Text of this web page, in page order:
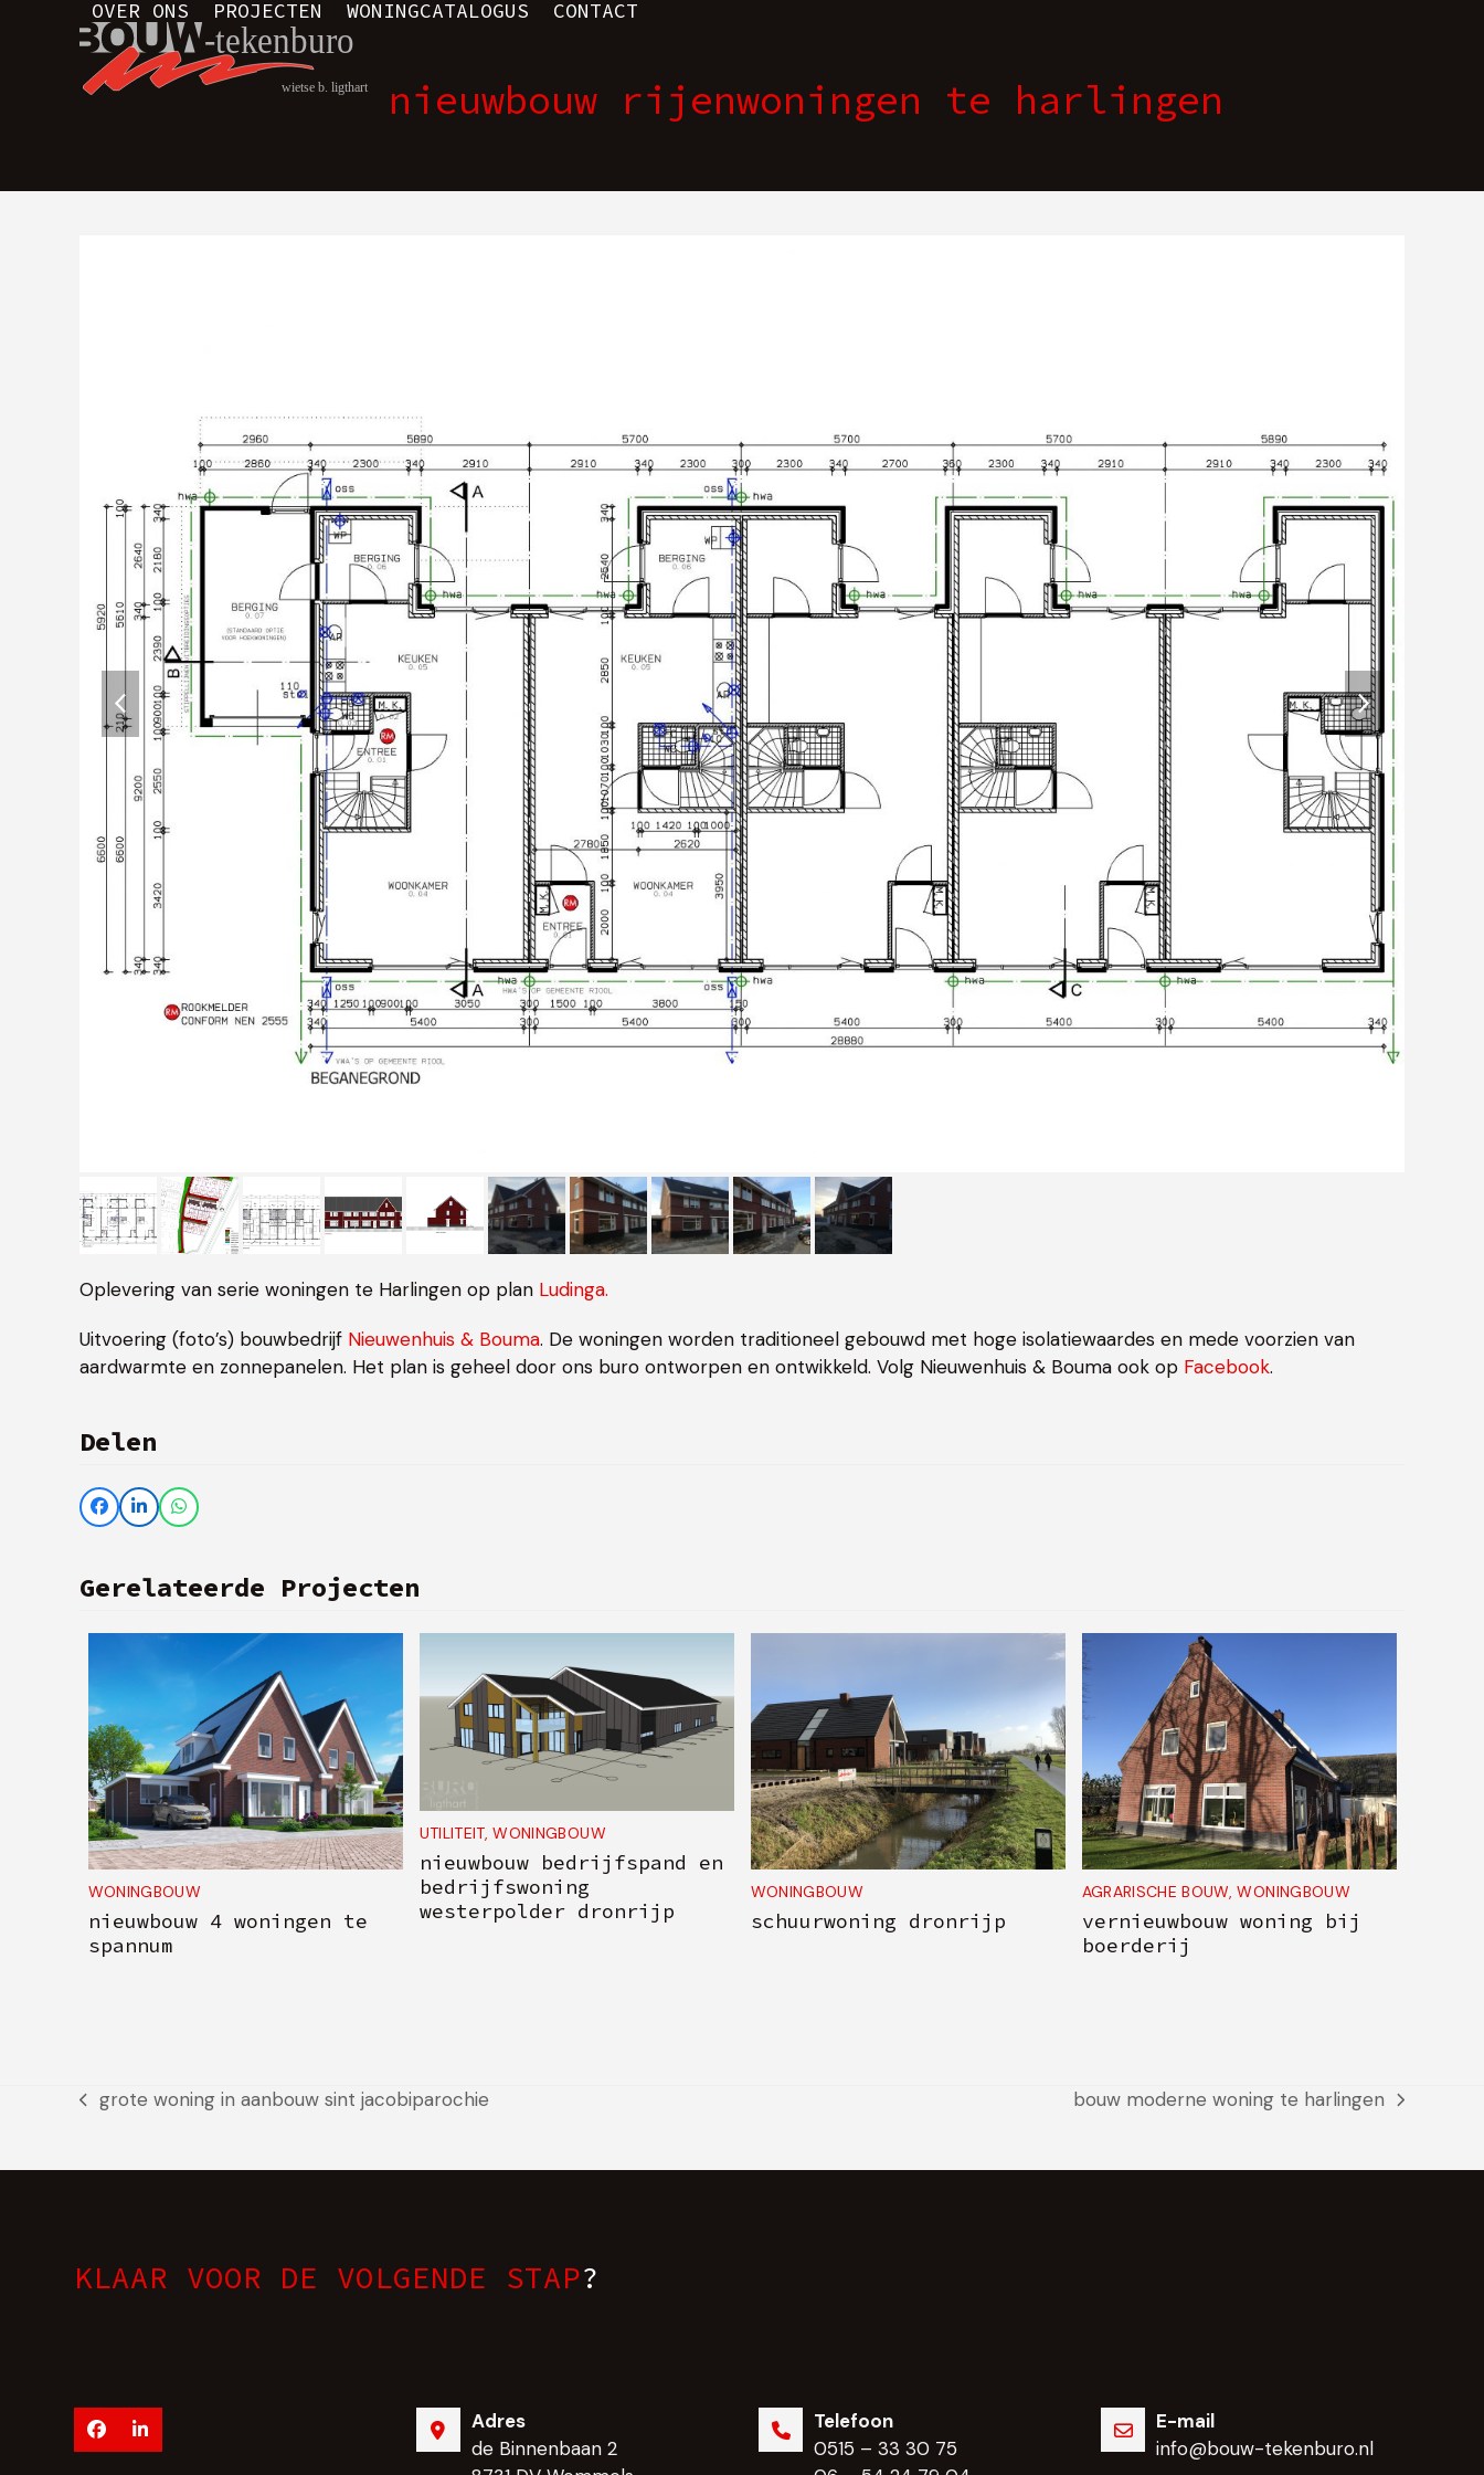
OVER ONS PROJECTEN WONINGCATALOGUS CONTACT
nieuwbouw rijenwoningen te harlingen
previous
slide
next
slide
Oplevering van serie woningen te Harlingen op plan Ludinga.
Uitvoering (foto’s) bouwbedrijf Nieuwenhuis & Bouma. De woningen worden traditioneel gebouwd met hoge isolatiewaardes en mede voorzien van
aardwarmte en zonnepanelen. Het plan is geheel door ons buro ontworpen en ontwikkeld. Volg Nieuwenhuis & Bouma ook op Facebook.
Delen
Gerelateerde Projecten
WONINGBOUW
nieuwbouw 4 woningen te
spannum
UTILITEIT,WONINGBOUW
nieuwbouw bedrijfspand en
bedrijfswoning
westerpolder dronrijp
WONINGBOUW
schuurwoning dronrijp
AGRARISCHE BOUW,WONINGBOUW
vernieuwbouw woning bij
boerderij
previous
grote woning in aanbouw sint jacobiparochie
next
bouw moderne woning te harlingen
KLAAR VOOR DE VOLGENDE STAP?
FacebookLinkedIn
Adres
de Binnenbaan 2
Telefoon
0515 – 33 30 75
E-mail
info@bouw-tekenburo.nl